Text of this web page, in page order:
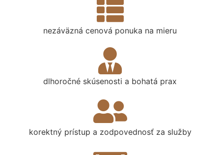
nezáväzná cenová ponuka na mieru
dlhoročné skúsenosti a bohatá prax
korektný prístup a zodpovednosť za služby